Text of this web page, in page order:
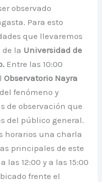
observado
Para esto
que llevaremos
la Universidad de
Entre las 10:00
Observatorio Nayra
fenómeno y
de observación que
del público general.
horarios una charla
principales de este
las 12:00 y a las 15:00
frente el